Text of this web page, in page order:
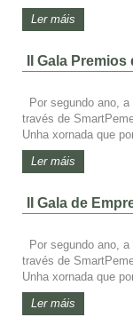
Ler máis
II Gala
Por segundo ano,
través de
Unha xornada que
Ler máis
II Gala de
Por segundo ano,
través de
Unha xornada que
Ler máis